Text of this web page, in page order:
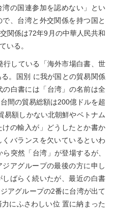
の国連参加を認めない」とい
、台湾と外交関係を持つ国と
関係は72年9月の中華人民共和
いる。
している「海外市場白書、世
。国別 に我が国との貿易関係
白書には「台湾」の名前は全
間の貿易総額は200億ドルを超
易額しかない北朝鮮やベトナム
の輸入が」どうしたとか書か
バランスを欠いているといわ
突然「台湾」が登場するが、
アグループの最後の方に申し
ばらく続いたが、最近の白書
アグループの2番に台湾が出て
にふさわしい位 置に納まった